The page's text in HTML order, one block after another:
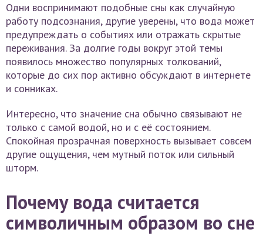
Одни воспринимают подобные сны как случайную
работу подсознания, другие уверены, что вода может
предупреждать о событиях или отражать скрытые
переживания. За долгие годы вокруг этой темы
появилось множество популярных толкований,
которые до сих пор активно обсуждают в интернете
и сонниках.
Интересно, что значение сна обычно связывают не
только с самой водой, но и с её состоянием.
Спокойная прозрачная поверхность вызывает совсем
другие ощущения, чем мутный поток или сильный
шторм.
Почему вода считается
символичным образом во сне